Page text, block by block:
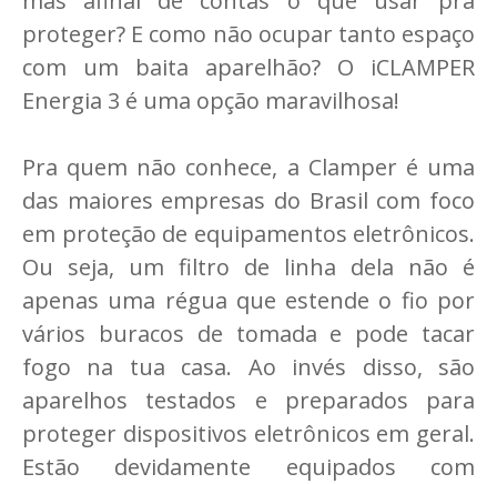
proteger? E como não ocupar tanto espaço
com um baita aparelhão? O iCLAMPER
Energia 3 é uma opção maravilhosa!
Pra quem não conhece, a Clamper é uma
das maiores empresas do Brasil com foco
em proteção de equipamentos eletrônicos.
Ou seja, um filtro de linha dela não é
apenas uma régua que estende o fio por
vários buracos de tomada e pode tacar
fogo na tua casa. Ao invés disso, são
aparelhos testados e preparados para
proteger dispositivos eletrônicos em geral.
Estão devidamente equipados com